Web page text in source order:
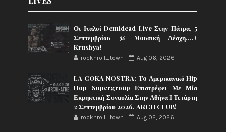
Οι Ιταλοί Demidead Live Στην Πάτρα, 5
Σεπτεμβρίου @ Moυσική Λέσχη….+
Krushya!
rocknroll_town Aug 06, 2026
LA COKA NOSTRA: To Αμερικανικό Hip
Hop Supergroup Επιστρέφει Με Μία
Εκρηκτική Συναυλία Στην Αθήνα Ι Τετάρτη
2 Σεπτεμβρίου 2026, ARCH CLUB!
rocknroll_town Aug 02, 2026